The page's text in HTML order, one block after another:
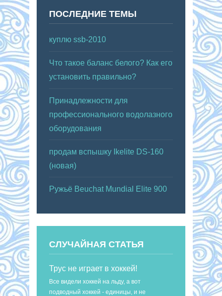
ПОСЛЕДНИЕ ТЕМЫ
куплю ssb-2010
Что такое баланс белого? Как его
установить правильно?
Принадлежности для
профессионального водолазного
оборудования
продам вспышку Ikelite DS-160
(новая)
Ружьё Beuchat Mundial Elite 900
СЛУЧАЙНАЯ СТАТЬЯ
Трус не играет в хоккей!
Все видели хоккей на льду, а вот
подводный хоккей - единицы, и не